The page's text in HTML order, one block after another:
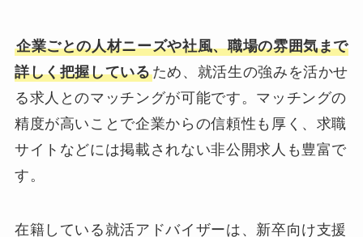
企業ごとの人材ニーズや社風、職場の雰囲気まで
詳しく把握しているため、就活生の強みを活かせ
る求人とのマッチングが可能です。マッチングの
精度が高いことで企業からの信頼性も厚く、求職
サイトなどには掲載されない非公開求人も豊富で
す。
在籍している就活アドバイザーは、新卒向け支援